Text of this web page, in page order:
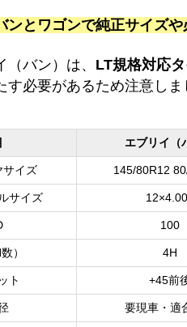
ンとワゴンで純正サイズや
（バン）は、 LT規格対応
す必要があるため注意しま
エブリイ（
サイズ 145/80R12
サイズ
100
） 4H
ト +45前
要現車・適